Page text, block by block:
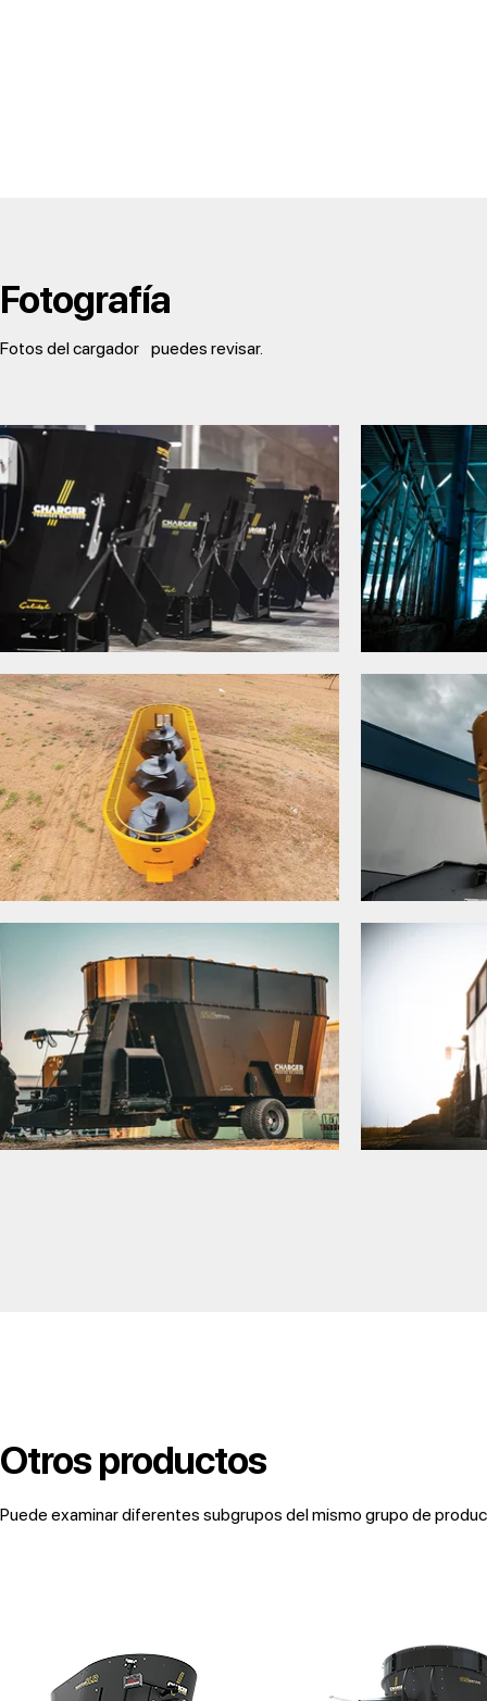
Fotografía
Fotos del cargador puedes revisar.
Otros productos
Puede examinar diferentes subgrupos del mismo grupo de